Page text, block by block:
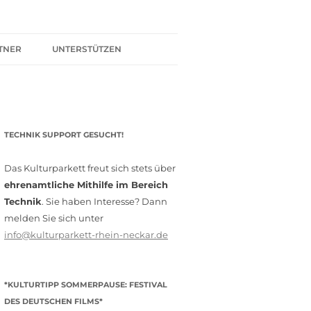
UNTERSTÜTZEN
FÖRDERMITGLIED WERDEN
MITGLIEDSCHAFT
TECHNIK SUPPORT GESUCHT!
Das Kulturparkett freut sich stets über
ehrenamtliche Mithilfe im Bereich
Technik. Sie haben Interesse? Dann
melden Sie sich unter
info@kulturparkett-rhein-neckar.de
*KULTURTIPP SOMMERPAUSE: FESTIVAL
DES DEUTSCHEN FILMS*